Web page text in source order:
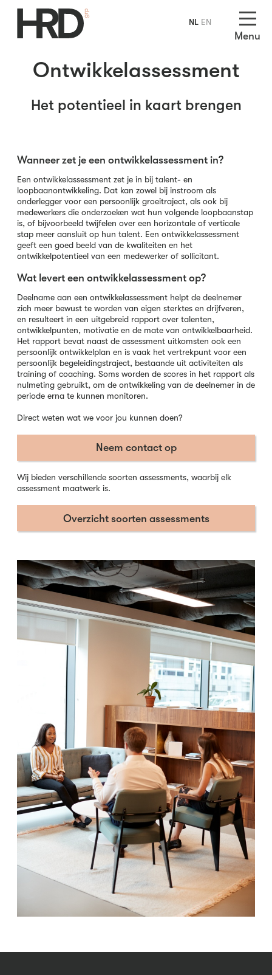
Menu
Ontwikkelassessment
Het potentieel in kaart brengen
Wanneer zet je een ontwikkelassessment in?
Een ontwikkelassessment zet je in bij talent- en
loopbaanontwikkeling. Dat kan zowel bij instroom als
onderlegger voor een persoonlijk groeitraject, als ook bij
medewerkers die onderzoeken wat hun volgende loopbaanstap
is, of bijvoorbeeld twijfelen over een horizontale of verticale
stap meer aansluit op hun talent. Een ontwikkelassessment
geeft een goed beeld van de kwaliteiten en het
ontwikkelpotentieel van een medewerker of sollicitant.
Wat levert een ontwikkelassessment op?
Deelname aan een ontwikkelassessment helpt de deelnemer
zich meer bewust te worden van eigen sterktes en drijfveren,
en resulteert in een uitgebreid rapport over talenten,
ontwikkelpunten, motivatie en de mate van ontwikkelbaarheid.
Het rapport bevat naast de assessment uitkomsten ook een
persoonlijk ontwikkelplan en is vaak het vertrekpunt voor een
persoonlijk begeleidingstraject, bestaande uit activiteiten als
training of coaching. Soms worden de scores in het rapport als
nulmeting gebruikt, om de ontwikkeling van de deelnemer in de
periode erna te kunnen monitoren.
Direct weten wat we voor jou kunnen doen?
Neem contact op
Wij bieden verschillende soorten assessments, waarbij elk
assessment maatwerk is.
Overzicht soorten assessments
NL EN